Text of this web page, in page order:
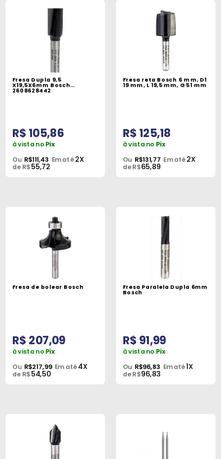
Fresa Dupla 9,5
X19,5X6mm Bosch
2608628442
R$ 105,86
à vista no Pix
Ou R$111,43 Em até2X
de R$55,72
Fresa reta Bosch 6 mm, D1
19 mm, L 19,5 mm, G 51 mm
R$ 125,18
à vista no Pix
Ou R$131,77 Em até2X
de R$65,89
Fresa de bolear Bosch
R$ 207,09
à vista no Pix
Ou R$217,99 Em até4X
de R$54,50
Fresa Paralela Dupla 6mm
Bosch
R$ 91,99
à vista no Pix
Ou R$96,83 Em até1X
de R$96,83